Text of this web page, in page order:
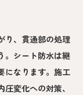
り、貫通部の処理
。シート防水は継
になります。施工
変化への対策、